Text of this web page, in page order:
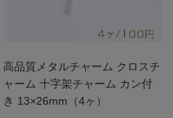
高品質メタルチャーム クロスチ
ャーム 十字架チャーム カン付
き 13×26mm（4ヶ）